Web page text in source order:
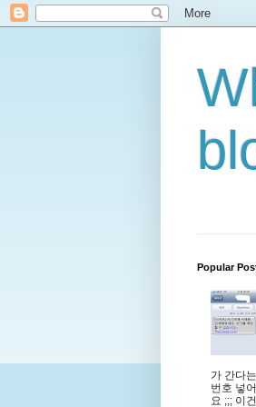
Popular
가 간다
번호 넣
요 ;;; 이